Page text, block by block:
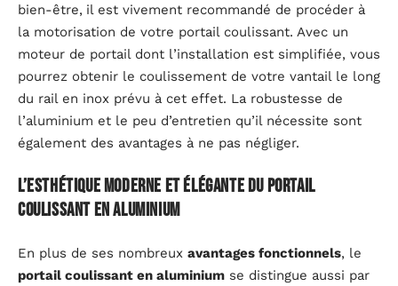
bien-être, il est vivement recommandé de procéder à
la motorisation de votre portail coulissant. Avec un
moteur de portail dont l’installation est simplifiée, vous
pourrez obtenir le coulissement de votre vantail le long
du rail en inox prévu à cet effet. La robustesse de
l’aluminium et le peu d’entretien qu’il nécessite sont
également des avantages à ne pas négliger.
L’esthétique moderne et élégante du portail
coulissant en aluminium
En plus de ses nombreux avantages fonctionnels, le
portail coulissant en aluminium se distingue aussi par